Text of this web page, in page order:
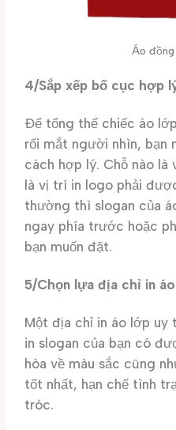
Áo
4/Sắp xếp bố cục hợp
Để tổng thể chiếc áo
rối mắt người nhìn, bạn
cách hợp lý. Chỗ nào là
là vị trí in logo phải
thường thì slogan của
ngay phía trước hoặc
bạn muốn đặt.
5/Chọn lựa địa chỉ in
Một địa chỉ in áo lớp uy
in slogan của bạn có
hòa về màu sắc cũng
tốt nhất, hạn chế tình
tróc.